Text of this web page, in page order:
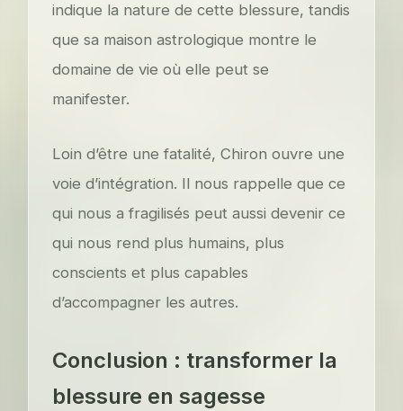
indique la nature de cette blessure, tandis
que sa maison astrologique montre le
domaine de vie où elle peut se
manifester.
Loin d’être une fatalité, Chiron ouvre une
voie d’intégration. Il nous rappelle que ce
qui nous a fragilisés peut aussi devenir ce
qui nous rend plus humains, plus
conscients et plus capables
d’accompagner les autres.
Conclusion : transformer la
blessure en sagesse